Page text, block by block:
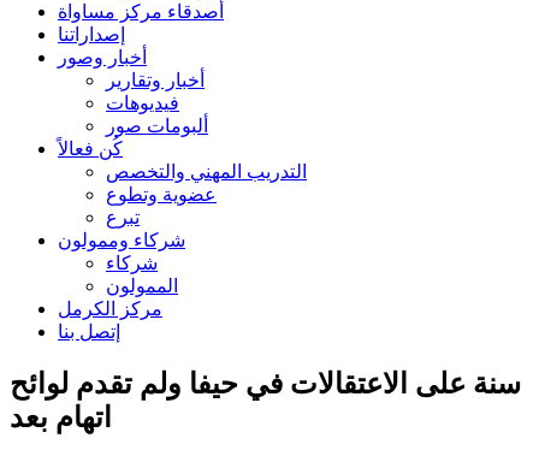
أصدقاء مركز مساواة
إصداراتنا
أخبار وصور
أخبار وتقارير
فيديوهات
ألبومات صور
كُن فعالاً
التدريب المهني والتخصص
عضوية وتطوع
تبرع
شركاء وممولون
شركاء
الممولون
مركز الكرمل
إتصل بنا
سنة على الاعتقالات في حيفا ولم تقدم لوائح
اتهام بعد